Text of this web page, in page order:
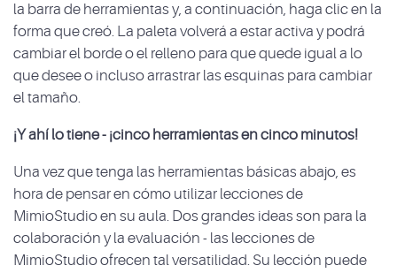
la barra de herramientas y, a continuación, haga clic en la
forma que creó. La paleta volverá a estar activa y podrá
cambiar el borde o el relleno para que quede igual a lo
que desee o incluso arrastrar las esquinas para cambiar
el tamaño.
¡Y ahí lo tiene - ¡cinco herramientas en cinco minutos!
Una vez que tenga las herramientas básicas abajo, es
hora de pensar en cómo utilizar lecciones de
MimioStudio en su aula. Dos grandes ideas son para la
colaboración y la evaluación - las lecciones de
MimioStudio ofrecen tal versatilidad. Su lección puede